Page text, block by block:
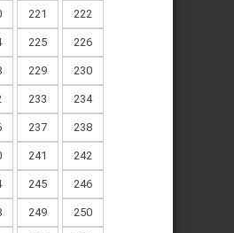
221 222
225 226
229 230
233 234
237 238
241 242
245 246
249 250